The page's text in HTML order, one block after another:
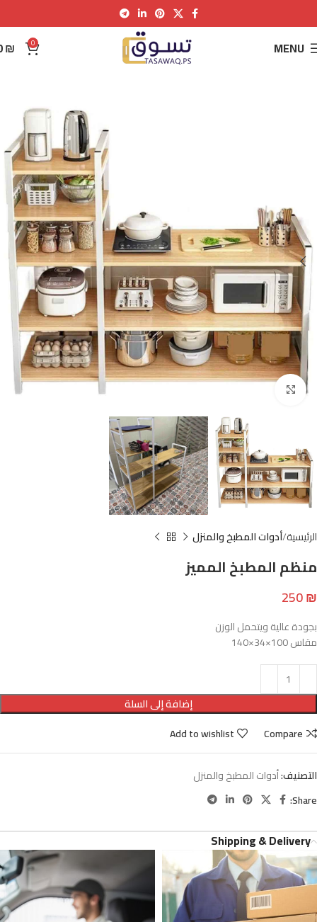
MENU
0
₪
الرئيسية أدوات المطبخ والمنزل
منظم المطبخ المميز
250₪
بجودة عالية ويتحمل الوزن
مقاس 100×34×140
إضافة إلى السلة
Compare
Add to wishlist
التصنيف:أدوات المطبخ والمنزل
Share:
Shipping & Delivery